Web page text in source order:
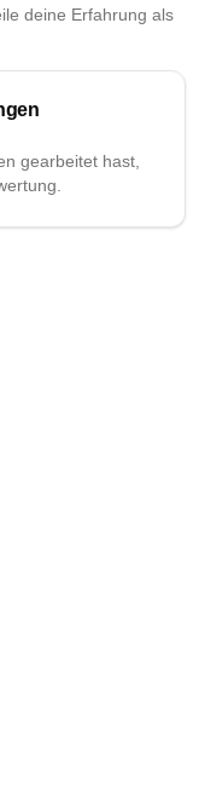
deine Erfahrung als
gearbeitet hast,